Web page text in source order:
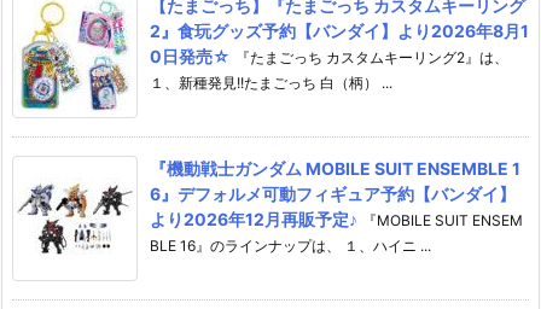
【たまごっち】『たまごっち カスタムキーリング
2』食玩グッズ予約【バンダイ】より2026年8月1
0日発売☆
『たまごっち カスタムキーリング2』は、
１、新種発見!!たまごっち 白（柄） ...
『機動戦士ガンダム MOBILE SUIT ENSEMBLE 1
6』デフォルメ可動フィギュア予約【バンダイ】
より2026年12月再販予定♪
『MOBILE SUIT ENSEM
BLE 16』のラインナップは、 １、ハイニ ...